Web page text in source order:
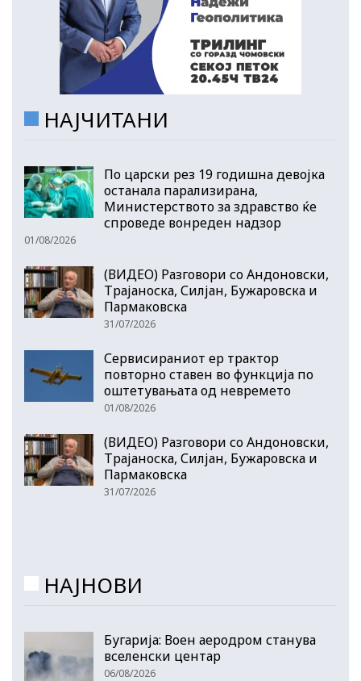
НАЈЧИТАНИ
По царски рез 19 годишна девојка
останала парализирана,
Министерството за здравство ќе
спроведе вонреден надзор
01/08/2026
(ВИДЕО) Разговори со Андоновски,
Трајаноска, Силјан, Бужаровска и
Пармаковска
31/07/2026
Сервисираниот ер трактор
повторно ставен во функција по
оштетувањата од невремето
01/08/2026
(ВИДЕО) Разговори со Андоновски,
Трајаноска, Силјан, Бужаровска и
Пармаковска
31/07/2026
НАЈНОВИ
Бугарија: Воен аеродром станува
вселенски центар
06/08/2026